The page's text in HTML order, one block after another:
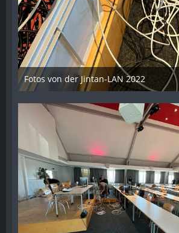
Fotos von der Jintan-LAN 2022
17. Oktober 2022